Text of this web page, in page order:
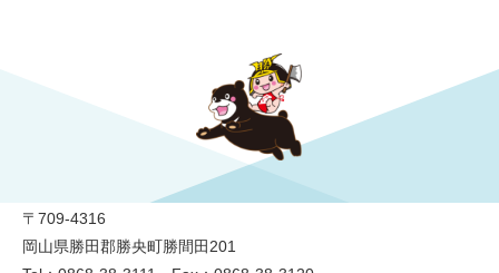
〒709-4316
岡山県勝田郡勝央町勝間田201